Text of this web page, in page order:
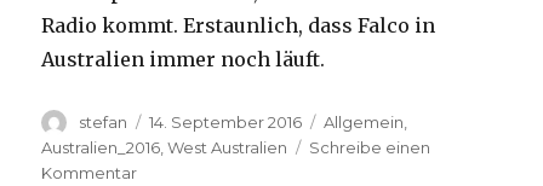
Radio kommt. Erstaunlich, dass Falco in
Australien immer noch läuft.
Autor
stefan
Veröffentlicht
am
14. September 2016 Kategorien
Allgemein
Australien_2016 ,West Australien
Schreibe einen
Kommentarzu